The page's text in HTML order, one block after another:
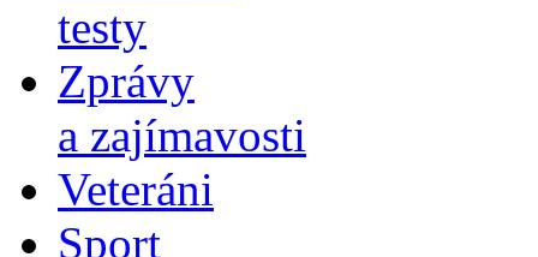
testy
Zprávy
a zajímavosti
Veteráni
Sport